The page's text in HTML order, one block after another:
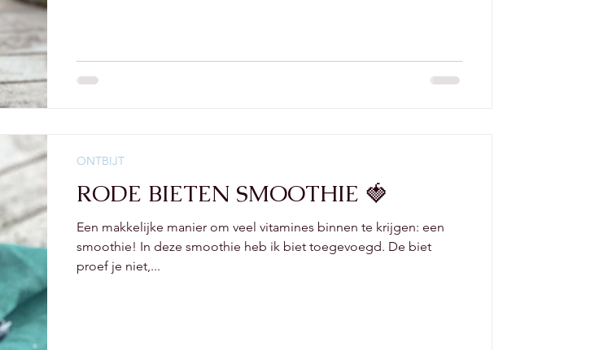
RODE BIETEN SMOOTHIE 🍓
Een makkelijke manier om veel vitamines binnen te krijgen: een
smoothie! In deze smoothie heb ik biet toegevoegd. De biet
proef je niet,...
ONTBIJT